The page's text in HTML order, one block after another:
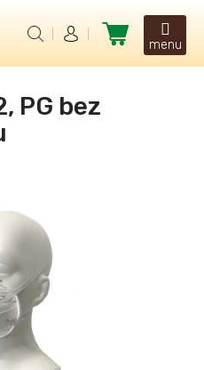
Nákupní
košík
PG bez